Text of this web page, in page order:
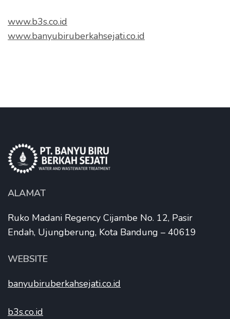
www.b3s.co.id
www.banyubiruberkahsejati.co.id
ALAMAT
Ruko Madani Regency Cijambe No. 12, Pasir
Endah, Ujungberung, Kota Bandung – 40619
WEBSITE
banyubiruberkahsejati.co.id
b3s.co.id